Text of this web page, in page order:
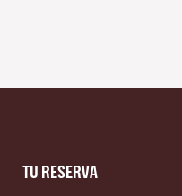
TU RESERVA